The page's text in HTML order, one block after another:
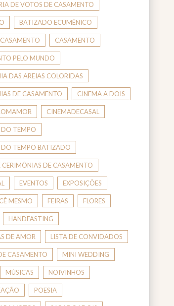
DE VOTOS DE CASAMENTO
BATIZADO ECUMÊNICO
CASAMENTO
PELO MUNDO
DAS AREIAS COLORIDAS
DE CASAMENTO CINEMA A DOIS
CINEMADECASAL
DO TEMPO
DO TEMPO BATIZADO
CERIMÔNIAS DE CASAMENTO
EVENTOS EXPOSIÇÕES
MESMO FEIRAS FLORES
HANDFASTING
DE AMOR LISTA DE CONVIDADOS
CASAMENTO MINI WEDDING
MÚSICAS NOIVINHOS
POESIA